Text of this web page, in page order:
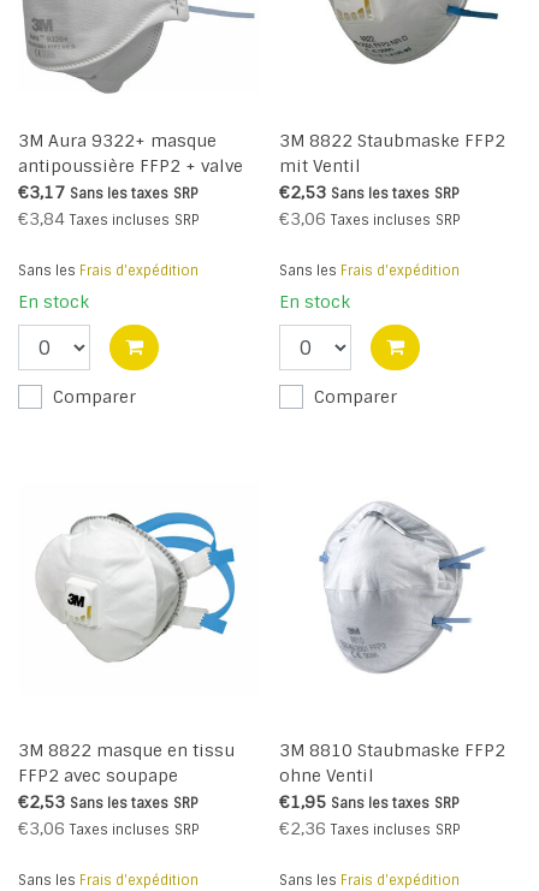
3M Aura 9322+ masque
antipoussière FFP2 + valve
€3,17 Sans les taxes SRP
€3,84 Taxes incluses SRP
Sans les Frais d'expédition
En stock
Comparer
3M 8822 Staubmaske FFP2
mit Ventil
€2,53 Sans les taxes SRP
€3,06 Taxes incluses SRP
Sans les Frais d'expédition
En stock
Comparer
3M 8822 masque en tissu
FFP2 avec soupape
€2,53 Sans les taxes SRP
€3,06 Taxes incluses SRP
Sans les Frais d'expédition
3M 8810 Staubmaske FFP2
ohne Ventil
€1,95 Sans les taxes SRP
€2,36 Taxes incluses SRP
Sans les Frais d'expédition